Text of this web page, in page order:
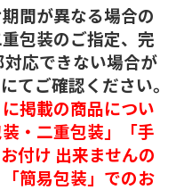
間が異なる場合の
包装のご指定、完
応できない場合が
てご確認ください。
掲載の商品につい
・二重包装」「手
付け 出来ませんの
簡易包装」でのお